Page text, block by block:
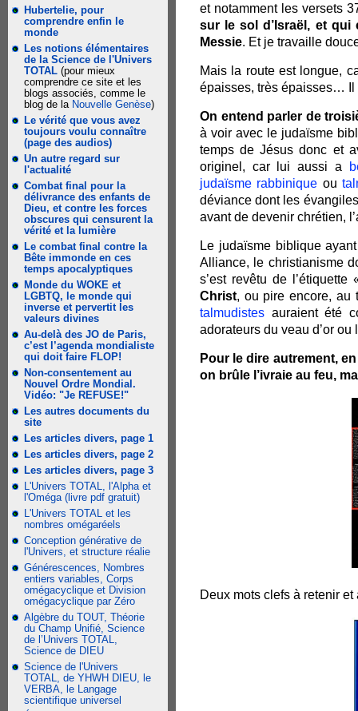
Hubertelie, pour
comprendre enfin le
monde
Les notions élémentaires
de la Science de l'Univers
TOTAL (pour mieux
comprendre ce site et les
blogs associés, comme le
blog de la Nouvelle Genèse)
Le vérité que vous avez
toujours voulu connaître
(page des audios)
Un autre regard sur
l'actualité
Combat final pour la
délivrance des enfants de
Dieu, et contre les forces
obscures qui censurent la
vérité et la lumière
Le combat final contre la
Bête immonde en ces
temps apocalyptiques
Monde du WOKE et
LGBTQ, le monde qui
inverse et pervertit les
valeurs divines
Au-delà des JO de Paris,
c’est l’agenda mondialiste
qui doit faire FLOP!
Non-consentement au
Nouvel Ordre Mondial.
Vidéo: "Je REFUSE!"
Les autres documents du
site
Les articles divers, page 1
Les articles divers, page 2
Les articles divers, page 3
L'Univers TOTAL, l'Alpha et
l'Oméga (livre pdf gratuit)
L'Univers TOTAL et les
nombres omégaréels
Conception générative de
l'Univers, et structure réalie
Générescences, Nombres
entiers variables, Corps
omégacyclique et Division
omégacyclique par Zéro
Algèbre du TOUT, Théorie
du Champ Unifié, Science
de l’Univers TOTAL,
Science de DIEU
Science de l'Univers
TOTAL, de YHWH DIEU, le
VERBA, le Langage
scientifique universel
et notamment les versets
sur le sol d’Israël, et qui
Messie. Et je travaille
Mais la route est longue,
épaisses, très épaisses…
On entend parler de
à voir avec le judaïsme
temps de Jésus donc et
originel, car lui aussi a
judaïsme rabbinique ou
déviance dont les
avant de devenir chrétien,
Le judaïsme biblique
Alliance, le christianisme
s’est revêtu de
Christ, ou pire encore, au
talmudistes auraient été
adorateurs du veau d’or
Pour le dire autrement,
on brûle l’ivraie au feu,
Deux mots clefs à retenir